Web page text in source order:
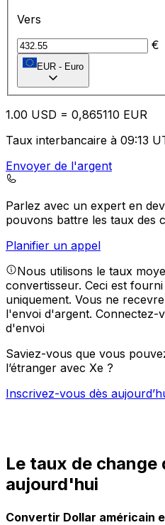
Vers
€
EUR - Euro
1.00 USD = 0,865110 EUR
Taux interbancaire à 09:13
Envoyer de l'argent
Parlez avec un expert en
pouvons battre les taux des
Planifier un appel
Nous utilisons le taux
convertisseur. Ceci est
uniquement. Vous ne
l'envoi d'argent. Connectez-
d'envoi
Saviez-vous que vous
l’étranger avec Xe ?
Inscrivez-vous dès
Le taux de change
aujourd'hui
Convertir Dollar américain